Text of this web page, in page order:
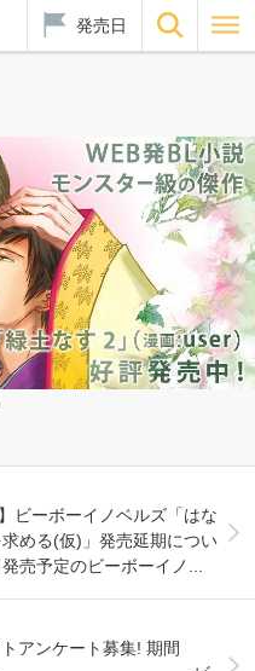
発売日
ビーボーイノベルズ「はな
める(仮)」発売延期につい
予定のビーボーイノ...
アンケート募集! 期間